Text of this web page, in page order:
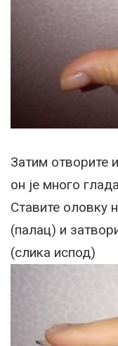
Затим отворите
он је много
Ставите оловку
(палац) и
(слика испод)